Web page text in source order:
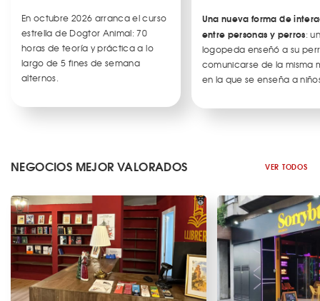
En octubre 2026 arranca el curso
estrella de Dogtor Animal: 70
horas de teoría y práctica a lo
largo de 5 fines de semana
alternos.
Una nueva forma de
entre personas y perros:
logopeda enseñó a su
comunicarse de la misma
en la que se enseña a
NEGOCIOS MEJOR VALORADOS VER TODOS